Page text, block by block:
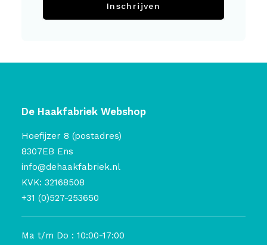
Inschrijven
De Haakfabriek Webshop
Hoefijzer 8 (postadres)
8307EB Ens
info@dehaakfabriek.nl
KVK: 32168508
+31 (0)527-253650
Ma t/m Do : 10:00-17:00